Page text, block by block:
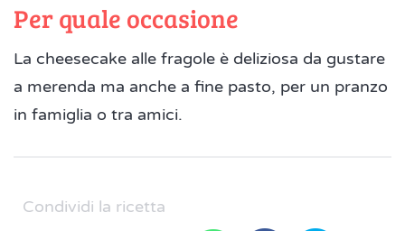
Per quale occasione
La cheesecake alle fragole è deliziosa da gustare
a merenda ma anche a fine pasto, per un pranzo
in famiglia o tra amici.
Condividi la ricetta